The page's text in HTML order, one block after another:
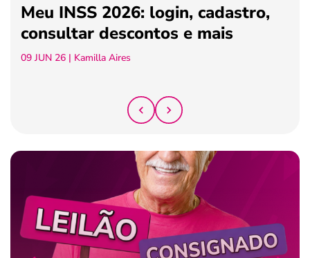
Meu INSS 2026: login, cadastro,
consultar descontos e mais
09 JUN 26 | Kamilla Aires